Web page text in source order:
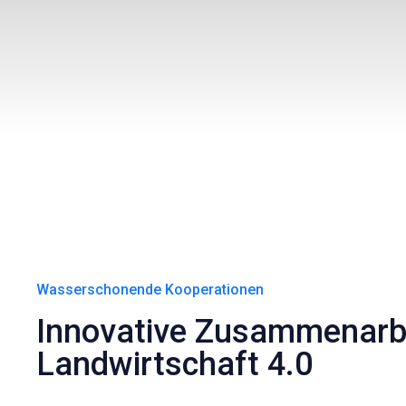
Wasserschonende Kooperationen
Innovative
Landwirtschaft 4.0